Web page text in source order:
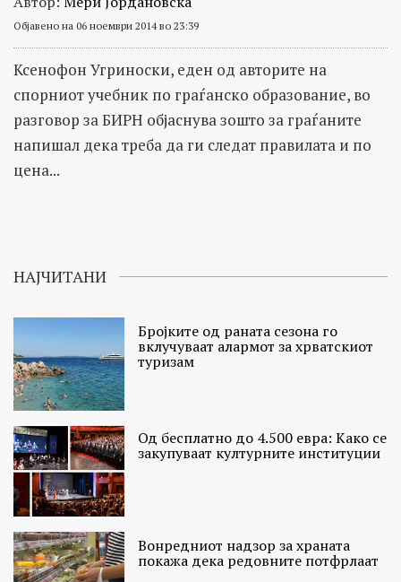
Објавено на 06 ноември 2014 во 23:39
Ксенофон Угриноски, еден од авторите на
спорниот учебник по граѓанско образование, во
разговор за БИРН објаснува зошто за граѓаните
напишал дека треба да ги следат правилата и по
цена...
НАЈЧИТАНИ
Бројките од раната сезона го
вклучуваат алармот за хрватскиот
туризам
Од бесплатно до 4.500 евра: Како се
закупуваат културните институции
Вонредниот надзор за храната
покажа дека редовните потфрлаат